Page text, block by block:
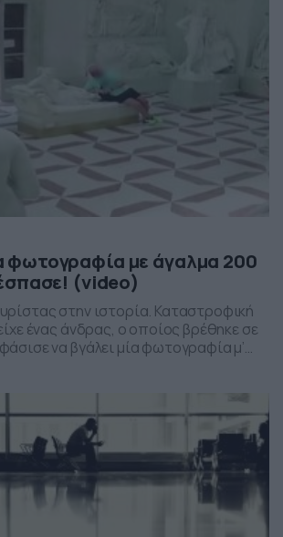
φωτογραφία με άγαλμα 200
(video)
στην ιστορία. Καταστροφική
ένας άνδρας, ο οποίος βρέθηκε σε
να βγάλει μία φωτογραφία μ’
κι αυτός… δίπλα του. Ωστόσο,
η […]